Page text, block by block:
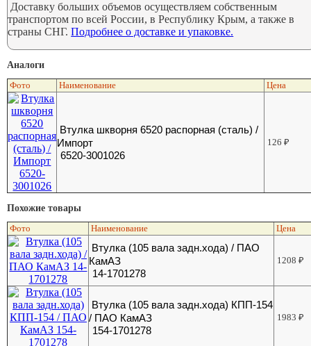
Доставку больших объемов осуществляем собственным
транспортом по всей России, в Республику Крым, а также в
страны СНГ.Подробнее о доставке и упаковке.
Аналоги
Фото Наименование Цена
Втулка шкворня 6520 распорная (сталь) /
Импорт
6520-3001026
126₽
Похожие товары
Фото Наименование Цена
Втулка (105 вала задн.хода) / ПАО
КамАЗ
14-1701278
1208₽
Втулка (105 вала задн.хода) КПП-154
/ ПАО КамАЗ
154-1701278
1983₽